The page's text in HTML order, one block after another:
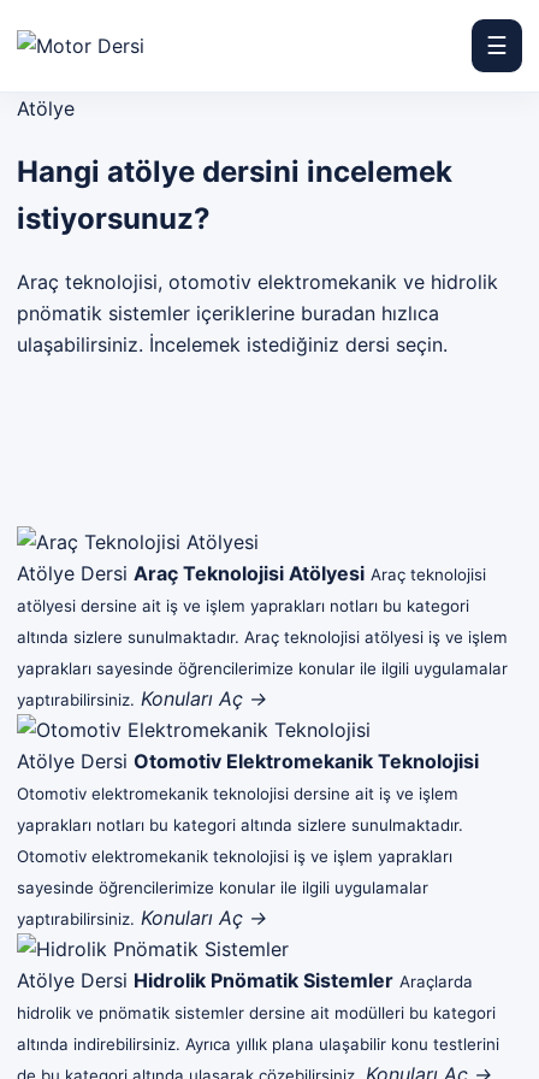
Motor Dersi
☰
Atölye
Hangi atölye dersini incelemek
istiyorsunuz?
Araç teknolojisi, otomotiv elektromekanik ve hidrolik
pnömatik sistemler içeriklerine buradan hızlıca
ulaşabilirsiniz. İncelemek istediğiniz dersi seçin.
Atölye Dersi Araç Teknolojisi Atölyesi Araç teknolojisi
atölyesi dersine ait iş ve işlem yaprakları notları bu kategori
altında sizlere sunulmaktadır. Araç teknolojisi atölyesi iş ve işlem
yaprakları sayesinde öğrencilerimize konular ile ilgili uygulamalar
yaptırabilirsiniz. Konuları Aç →
Atölye Dersi Otomotiv Elektromekanik Teknolojisi
Otomotiv elektromekanik teknolojisi dersine ait iş ve işlem
yaprakları notları bu kategori altında sizlere sunulmaktadır.
Otomotiv elektromekanik teknolojisi iş ve işlem yaprakları
sayesinde öğrencilerimize konular ile ilgili uygulamalar
yaptırabilirsiniz. Konuları Aç →
Atölye Dersi Hidrolik Pnömatik Sistemler Araçlarda
hidrolik ve pnömatik sistemler dersine ait modülleri bu kategori
altında indirebilirsiniz. Ayrıca yıllık plana ulaşabilir konu testlerini
Konuları Aç →